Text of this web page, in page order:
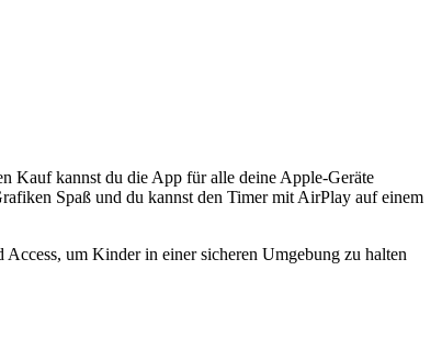
Kauf kannst du die App für alle deine Apple-Geräte
Spaß und du kannst den Timer mit AirPlay auf einem
um Kinder in einer sicheren Umgebung zu halten